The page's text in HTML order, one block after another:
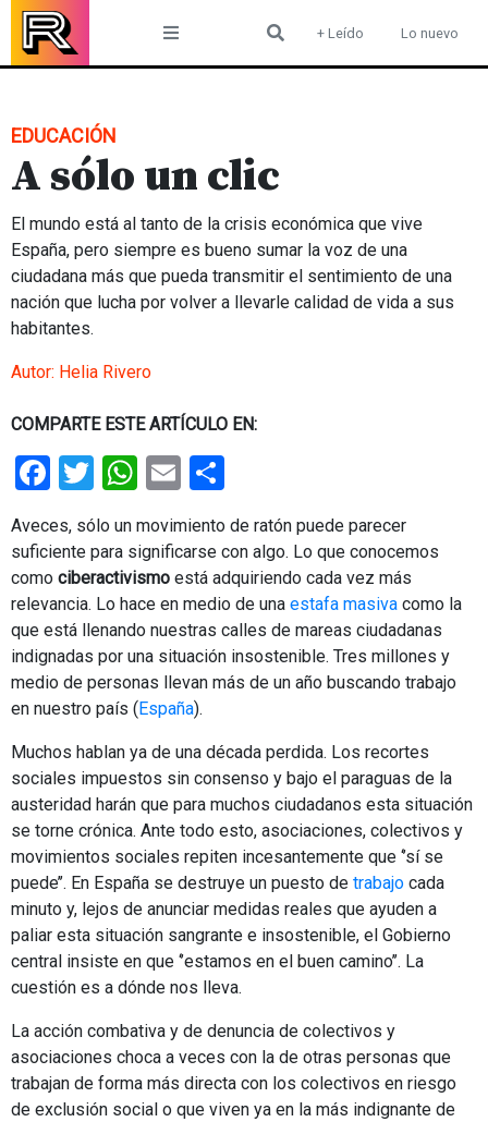
Skip
content
+ Leído Lo nuevo
EDUCACIÓN
A sólo un clic
El mundo está al tanto de la crisis económica que vive
España, pero siempre es bueno sumar la voz de una
ciudadana más que pueda transmitir el sentimiento de una
nación que lucha por volver a llevarle calidad de vida a sus
habitantes.
Autor: Helia Rivero
COMPARTE ESTE ARTÍCULO EN:
Facebook
Twitter
WhatsApp
Email
Aveces, sólo un movimiento de ratón puede parecer
suficiente para significarse con algo. Lo que conocemos
como ciberactivismo está adquiriendo cada vez más
relevancia. Lo hace en medio de una estafa masiva como la
que está llenando nuestras calles de mareas ciudadanas
indignadas por una situación insostenible. Tres millones y
medio de personas llevan más de un año buscando trabajo
en nuestro país ( España).
Muchos hablan ya de una década perdida. Los recortes
sociales impuestos sin consenso y bajo el paraguas de la
austeridad harán que para muchos ciudadanos esta situación
se torne crónica. Ante todo esto, asociaciones, colectivos y
movimientos sociales repiten incesantemente que ‘’sí se
puede’’. En España se destruye un puesto de trabajo cada
minuto y, lejos de anunciar medidas reales que ayuden a
paliar esta situación sangrante e insostenible, el Gobierno
central insiste en que ‘’estamos en el buen camino’’. La
cuestión es a dónde nos lleva.
La acción combativa y de denuncia de colectivos y
asociaciones choca a veces con la de otras personas que
trabajan de forma más directa con los colectivos en riesgo
de exclusión social o que viven ya en la más indignante de